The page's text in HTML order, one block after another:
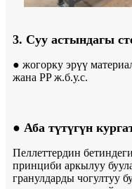
3. Суу астындагы
● жогорку эрүү
жана PP ж.б.у.с.
● Аба түтүгүн
Пеллеттердин
принциби аркылуу
гранулдарды чогултуу